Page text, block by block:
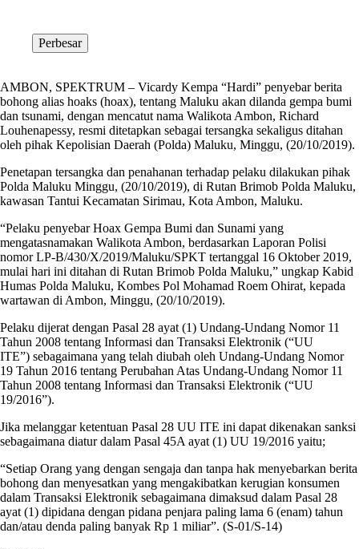
Perbesar
AMBON, SPEKTRUM – Vicardy Kempa “Hardi” penyebar berita
bohong alias hoaks (hoax), tentang Maluku akan dilanda gempa bumi
dan tsunami, dengan mencatut nama Walikota Ambon, Richard
Louhenapessy, resmi ditetapkan sebagai tersangka sekaligus ditahan
oleh pihak Kepolisian Daerah (Polda) Maluku, Minggu, (20/10/2019).
Penetapan tersangka dan penahanan terhadap pelaku dilakukan pihak
Polda Maluku Minggu, (20/10/2019), di Rutan Brimob Polda Maluku,
kawasan Tantui Kecamatan Sirimau, Kota Ambon, Maluku.
“Pelaku penyebar Hoax Gempa Bumi dan Sunami yang
mengatasnamakan Walikota Ambon, berdasarkan Laporan Polisi
nomor LP-B/430/X/2019/Maluku/SPKT tertanggal 16 Oktober 2019,
mulai hari ini ditahan di Rutan Brimob Polda Maluku,” ungkap Kabid
Humas Polda Maluku, Kombes Pol Mohamad Roem Ohirat, kepada
wartawan di Ambon, Minggu, (20/10/2019).
Pelaku dijerat dengan Pasal 28 ayat (1) Undang-Undang Nomor 11
Tahun 2008 tentang Informasi dan Transaksi Elektronik (“UU
ITE”) sebagaimana yang telah diubah oleh Undang-Undang Nomor
19 Tahun 2016 tentang Perubahan Atas Undang-Undang Nomor 11
Tahun 2008 tentang Informasi dan Transaksi Elektronik (“UU
19/2016”).
Jika melanggar ketentuan Pasal 28 UU ITE ini dapat dikenakan sanksi
sebagaimana diatur dalam Pasal 45A ayat (1) UU 19/2016 yaitu;
“Setiap Orang yang dengan sengaja dan tanpa hak menyebarkan berita
bohong dan menyesatkan yang mengakibatkan kerugian konsumen
dalam Transaksi Elektronik sebagaimana dimaksud dalam Pasal 28
ayat (1) dipidana dengan pidana penjara paling lama 6 (enam) tahun
dan/atau denda paling banyak Rp 1 miliar”. (S-01/S-14)